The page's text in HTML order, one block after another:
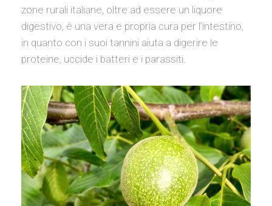
zone rurali italiane, oltre ad essere un liquore
digestivo, è una vera e propria cura per l’intestino,
in quanto con i suoi tannini aiuta a digerire le
proteine, uccide i batteri e i parassiti.